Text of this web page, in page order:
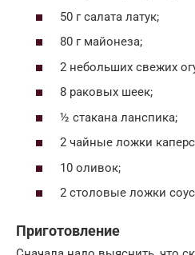
50 г салата латук;
80 г майонеза;
2 небольших свежих
8 раковых шеек;
½ стакана ланспика;
2 чайные ложки
10 оливок;
2 столовые ложки
Приготовление